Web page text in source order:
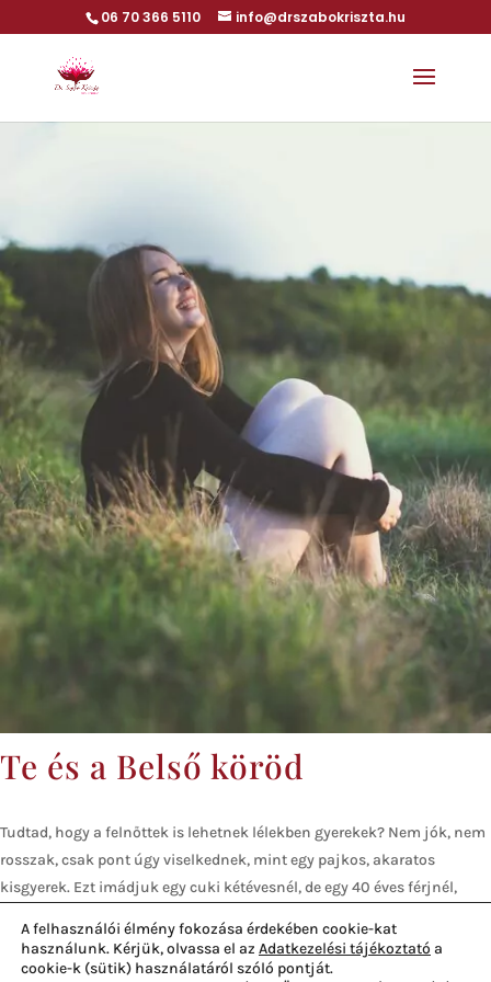
06 70 366 5110 info@drszabokriszta.hu
Te és a Belső köröd
Tudtad, hogy a felnőttek is lehetnek lélekben gyerekek? Nem jók, nem
rosszak, csak pont úgy viselkednek, mint egy pajkos, akaratos
kisgyerek. Ezt imádjuk egy cuki kétévesnél, de egy 40 éves férjnél,
Adatvédelem
Általános Szerződési Feltételek
A felhasználói élmény fokozása érdekében cookie-kat
használunk. Kérjük, olvassa el az Adatkezelési tájékoztató a
cookie-k (sütik) használatáról szóló pontját.